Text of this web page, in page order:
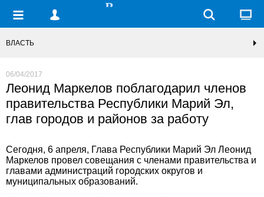
ВЛАСТЬ
06/04/2017
Леонид Маркелов поблагодарил членов
правительства Республики Марий Эл,
глав городов и районов за работу
Сегодня, 6 апреля, Глава Республики Марий Эл Леонид
Маркелов провел совещания c членами правительства и
главами администраций городских округов и
муниципальных образований.